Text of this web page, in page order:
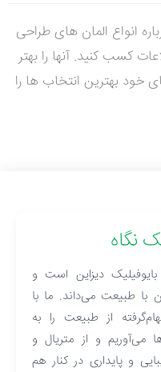
انواع المان های طراحی
کسب کنید. آنها را بهتر
خود بهترین انتخاب ها را
نگاه
دیزاین است و
با طبیعت می‌داند. ما با
از طبیعت را به
می‌آوریم و از متریال و
و پایداری در کنار هم